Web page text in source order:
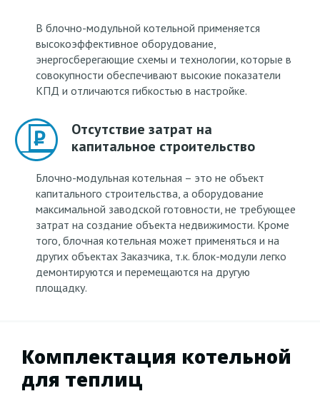
В блочно-модульной котельной применяется
высокоэффективное оборудование,
энергосберегающие схемы и технологии, которые в
совокупности обеспечивают высокие показатели
КПД и отличаются гибкостью в настройке.
Отсутствие затрат на
капитальное строительство
Блочно-модульная котельная – это не объект
капитального строительства, а оборудование
максимальной заводской готовности, не требующее
затрат на создание объекта недвижимости. Кроме
того, блочная котельная может применяться и на
других объектах Заказчика, т.к. блок-модули легко
демонтируются и перемещаются на другую
площадку.
Комплектация котельной
для теплиц